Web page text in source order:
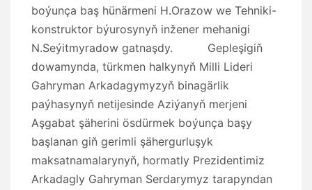
boýunça baş hünärmeni H.Orazow we Tehniki-
konstruktor býurosynyň inžener mehanigi
N.Seýitmyradow gatnaşdy. Gepleşigiň
dowamynda, türkmen halkynyň Milli Lideri
Gahryman Arkadagymyzyň binagärlik
paýhasynyň netijesinde Aziýanyň merjeni
Aşgabat şäherini ösdürmek boýunça başy
başlanan giň gerimli şähergurluşyk
maksatnamalarynyň, hormatly Prezidentimiz
Arkadagly Gahryman Serdarymyz tarapyndan